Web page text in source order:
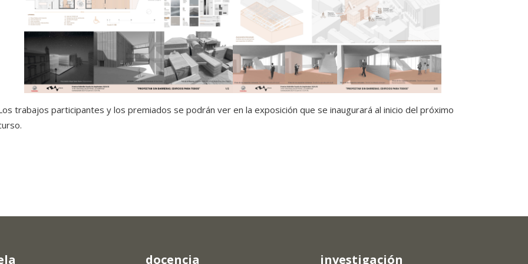
trabajos participantes y los premiados se podrán ver en la exposición que se inaugurará al inicio del próximo
docencia investigación